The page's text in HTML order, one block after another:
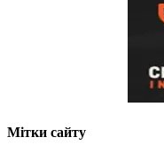
Мітки сайту